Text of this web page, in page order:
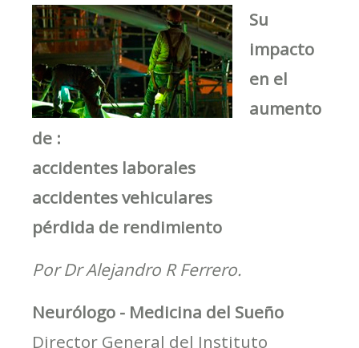
Su
impacto
en el
aumento
de :
accidentes laborales
accidentes vehiculares
pérdida de rendimiento
Por Dr Alejandro R Ferrero.
Neurólogo - Medicina del Sueño
Director General del Instituto